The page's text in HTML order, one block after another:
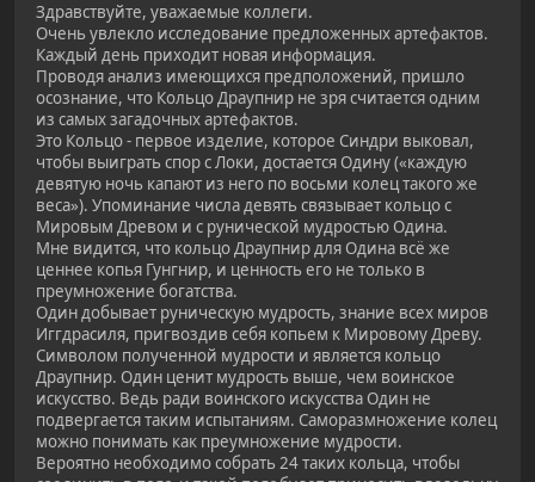
Здравствуйте, уважаемые коллеги.
Очень увлекло исследование предложенных артефактов.
Каждый день приходит новая информация.
Проводя анализ имеющихся предположений, пришло
осознание, что Кольцо Драупнир не зря считается одним
из самых загадочных артефактов.
Это Кольцо - первое изделие, которое Синдри выковал,
чтобы выиграть спор с Локи, достается Одину («каждую
девятую ночь капают из него по восьми колец такого же
веса»). Упоминание числа девять связывает кольцо с
Мировым Древом и с рунической мудростью Одина.
Мне видится, что кольцо Драупнир для Одина всё же
ценнее копья Гунгнир, и ценность его не только в
преумножение богатства.
Один добывает руническую мудрость, знание всех миров
Иггдрасиля, пригвоздив себя копьем к Мировому Древу.
Символом полученной мудрости и является кольцо
Драупнир. Один ценит мудрость выше, чем воинское
искусство. Ведь ради воинского искусства Один не
подвергается таким испытаниям. Саморазмножение колец
можно понимать как преумножение мудрости.
Вероятно необходимо собрать 24 таких кольца, чтобы